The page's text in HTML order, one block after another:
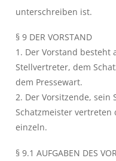
unterschreiben ist.
§ 9 DER VORSTAND
1. Der Vorstand besteht
Stellvertreter, dem
dem Pressewart.
2. Der Vorsitzende,
Schatzmeister vertreten
einzeln.
§ 9.1 AUFGABEN DES